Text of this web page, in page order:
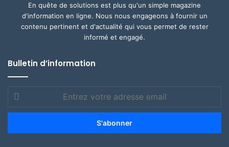
En quête de solutions est plus qu'un simple magazine
d'information en ligne. Nous nous engageons à fournir un
contenu pertinent et d'actualité qui vous permet de rester
informé et engagé.
Bulletin d’information
Entrez
votre
adresse